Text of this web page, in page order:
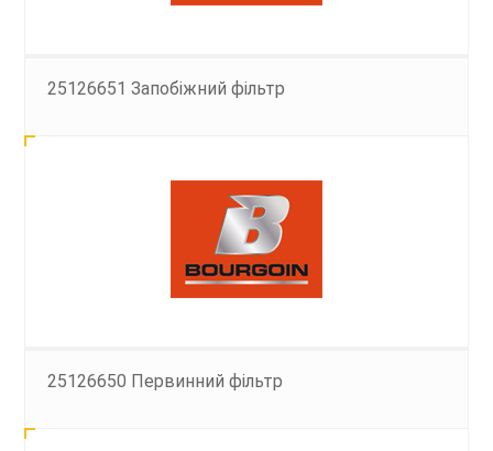
25126651 Запобіжний фільтр
25126650 Первинний фільтр